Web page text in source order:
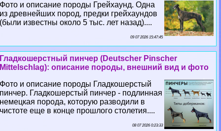
Фото и описание породы Грейхаунд. Одна
из древнейших пород, предки грейхаундов
(были известны около 5 тыс. лет назад)....
09 07 2026 15:47:45
Гладкошерстный пинчер (Deutscher Pinscher
Mittelschlag): описание породы, внешний вид и фото
Фото и описание породы Гладкошерстый
пинчер. Гладкошерстый пинчер - подлинная
немецкая порода, которую разводили в
чистоте еще в конце прошлого столетия....
08 07 2026 0:23:33